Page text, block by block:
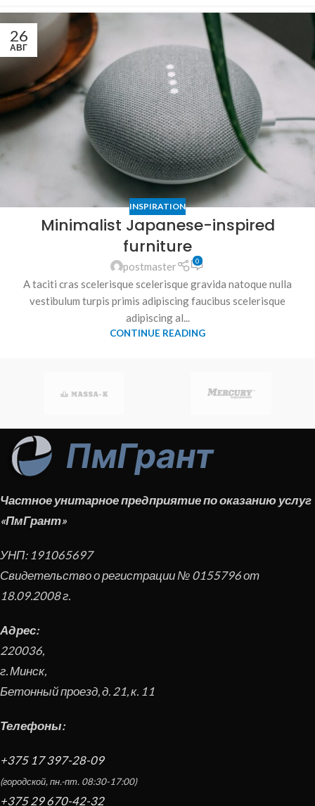
26
АВГ
INSPIRATION
Minimalist Japanese-inspired
furniture
postmaster 0
A taciti cras scelerisque scelerisque gravida natoque nulla
vestibulum turpis primis adipiscing faucibus scelerisque
adipiscing al...
CONTINUE READING
Частное унитарное предприятие по оказанию услуг
«ПмГрант»
УНП: 191065697
Свидетельство о регистрации № 0155796 от
18.09.2008 г.
Адрес:
220036,
г. Минск,
Бетонный проезд, д. 21, к. 11
Телефоны:
+375 17 397-28-09
(городской, пн.-пт. 08:30-17:00)
+375 29 670-42-32